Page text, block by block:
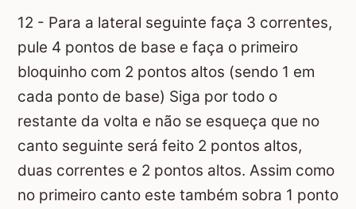
12 - Para a lateral seguinte faça 3 correntes,
pule 4 pontos de base e faça o primeiro
bloquinho com 2 pontos altos (sendo 1 em
cada ponto de base) Siga por todo o
restante da volta e não se esqueça que no
canto seguinte será feito 2 pontos altos,
duas correntes e 2 pontos altos. Assim como
no primeiro canto este também sobra 1 ponto